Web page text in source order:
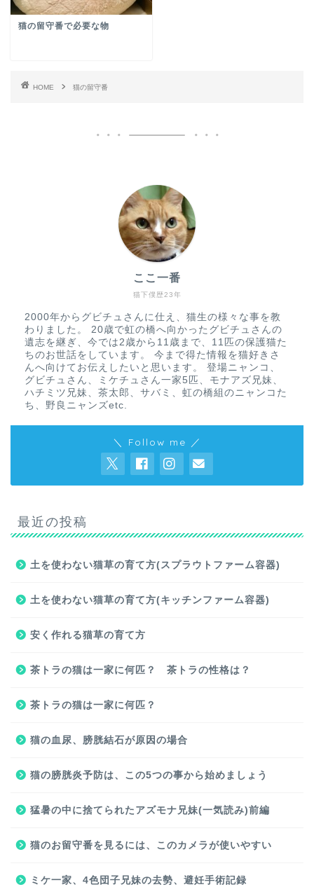
猫の留守番で必要な物
HOME 猫の留守番
猫下僕歴23年
ここ一番
2000年からグビチュさんに仕え、猫生の様々な事を教
わりました。 20歳で虹の橋へ向かったグビチュさんの
遺志を継ぎ、今では2歳から11歳まで、11匹の保護猫た
ちのお世話をしています。 今まで得た情報を猫好きさ
んへ向けてお伝えしたいと思います。 登場ニャンコ、
グビチュさん、ミケチュさん一家5匹、モナアズ兄妹、
ハチミツ兄妹、茶太郎、サバミ、虹の橋組のニャンコた
ち、野良ニャンズetc.
＼ Follow me ／
最近の投稿
土を使わない猫草の育て方(スプラウトファーム容器)
土を使わない猫草の育て方(キッチンファーム容器)
安く作れる猫草の育て方
茶トラの猫は一家に何匹？ 茶トラの性格は？
茶トラの猫は一家に何匹？
猫の血尿、膀胱結石が原因の場合
猫の膀胱炎予防は、この5つの事から始めましょう
猛暑の中に捨てられたアズモナ兄妹(一気読み)前編
猫のお留守番を見るには、このカメラが使いやすい
ミケ一家、4色団子兄妹の去勢、避妊手術記録